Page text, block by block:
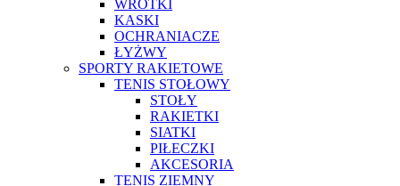
WROTKI
KASKI
OCHRANIACZE
ŁYŻWY
SPORTY RAKIETOWE
TENIS STOŁOWY
STOŁY
RAKIETKI
SIATKI
PIŁECZKI
AKCESORIA
TENIS ZIEMNY